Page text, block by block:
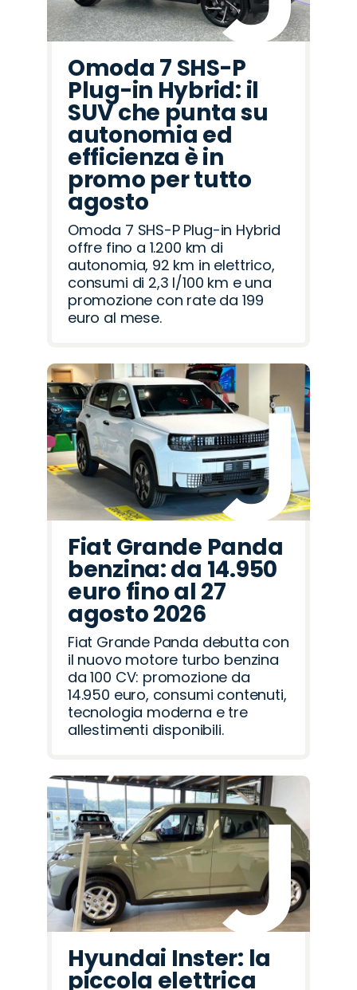
Omoda 7 SHS-P
Plug-in Hybrid: il
SUV che punta su
autonomia ed
efficienza è in
promo per tutto
agosto
Omoda 7 SHS-P Plug-in Hybrid
offre fino a 1.200 km di
autonomia, 92 km in elettrico,
consumi di 2,3 l/100 km e una
promozione con rate da 199
euro al mese.
Fiat Grande Panda
benzina: da 14.950
euro fino al 27
agosto 2026
Fiat Grande Panda debutta con
il nuovo motore turbo benzina
da 100 CV: promozione da
14.950 euro, consumi contenuti,
tecnologia moderna e tre
allestimenti disponibili.
Hyundai Inster: la
piccola elettrica